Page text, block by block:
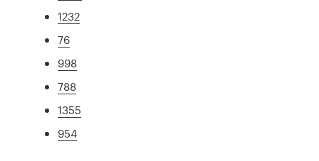
1232
76
998
788
1355
954